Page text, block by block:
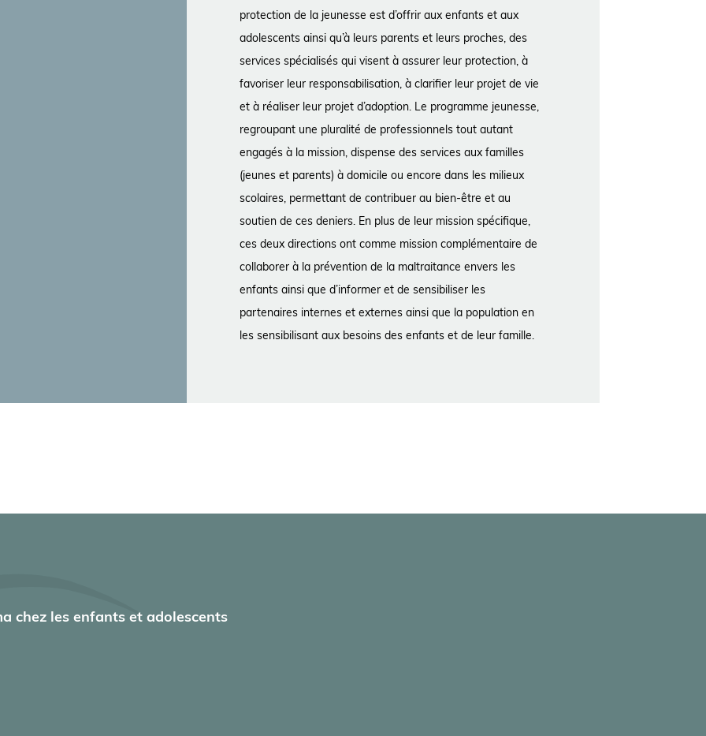
protection de la jeunesse est d’offrir aux enfants et aux
adolescents ainsi qu’à leurs parents et leurs proches, des
services spécialisés qui visent à assurer leur protection, à
favoriser leur responsabilisation, à clarifier leur projet de vie
et à réaliser leur projet d’adoption. Le programme jeunesse,
regroupant une pluralité de professionnels tout autant
engagés à la mission, dispense des services aux familles
(jeunes et parents) à domicile ou encore dans les milieux
scolaires, permettant de contribuer au bien-être et au
soutien de ces deniers. En plus de leur mission spécifique,
ces deux directions ont comme mission complémentaire de
collaborer à la prévention de la maltraitance envers les
enfants ainsi que d’informer et de sensibiliser les
partenaires internes et externes ainsi que la population en
les sensibilisant aux besoins des enfants et de leur famille.
chez les enfants et adolescents